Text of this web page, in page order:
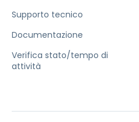
Supporto tecnico
Documentazione
Verifica stato/tempo di
attività